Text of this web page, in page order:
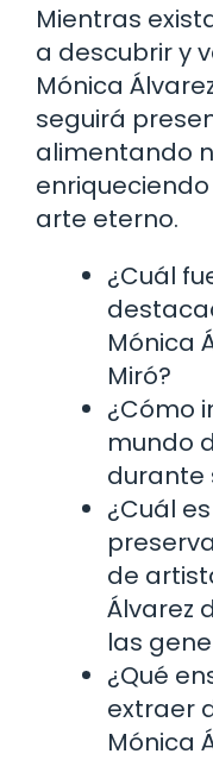
Mientras
a descubrir y
Mónica
seguirá
alimentando
arte eterno.
¿Cuál
Mónica
Miró?
¿Cómo
mundo
durante
¿Cuál
de
Álvarez
las
¿Qué
extraer
Mónica